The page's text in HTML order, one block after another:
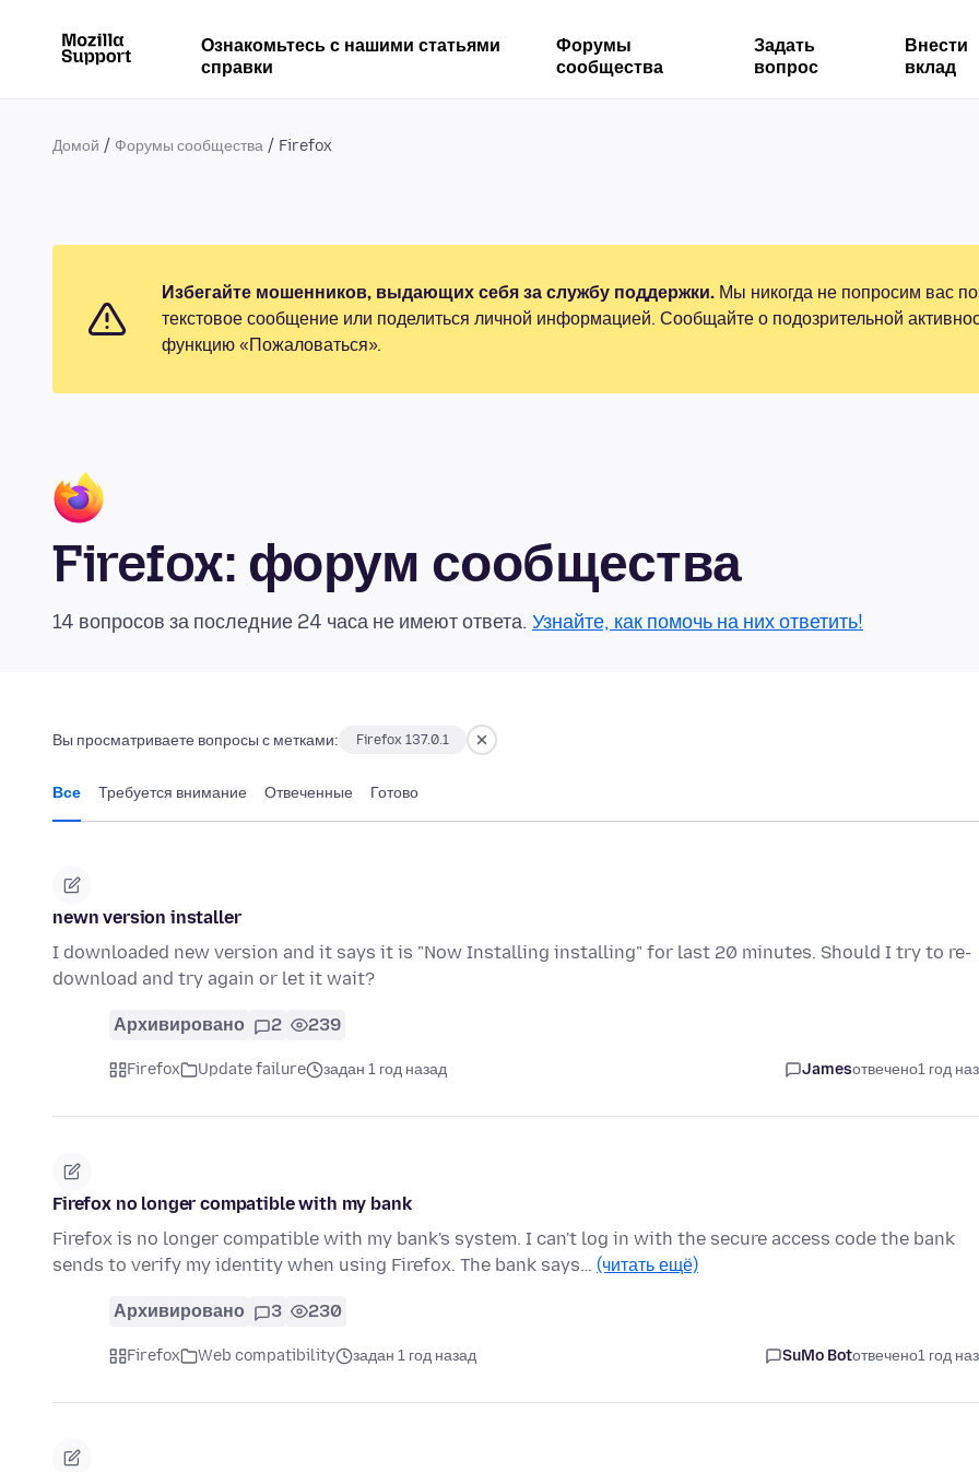
Ознакомьтесь с нашими статьями
справки
Форумы
сообщества
Задать
вопрос
Внести
вклад
Домой Форумы сообщества Firefox
Избегайте мошенников, выдающих себя за службу поддержки. Мы никогда не попросим вас
текстовое сообщение или поделиться личной информацией. Сообщайте о подозрительной
функцию «Пожаловаться».
Firefox: форум сообщества
14 вопросов за последние 24 часа не имеют ответа. Узнайте, как помочь на них ответить!
Вы просматриваете вопросы с метками: Firefox 137.0.1
Все Требуется внимание Отвеченные Готово
newn version installer
I downloaded new version and it says it is "Now Installing installing" for last 20 minutes. Should I try to re-
download and try again or let it wait?
Архивировано 2 239
Firefox Update failure задан 1 год назад Jamesотвечено1 год
Firefox no longer compatible with my bank
Firefox is no longer compatible with my bank's system. I can't log in with the secure access code the bank
sends to verify my identity when using Firefox. The bank says… (читать ещё)
Архивировано 3 230
Firefox Web compatibility задан 1 год назад SuMo Botотвечено1 год